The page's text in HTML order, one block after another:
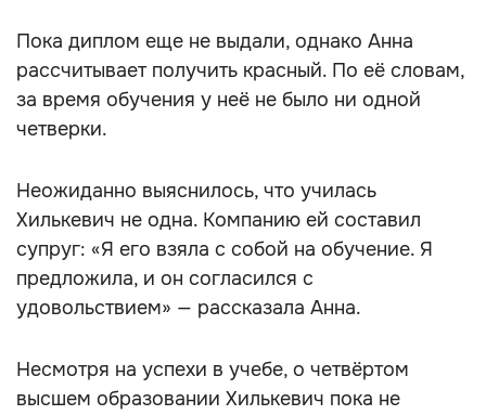
Пока диплом еще не выдали, однако Анна
рассчитывает получить красный. По её словам,
за время обучения у неё не было ни одной
четверки.
Неожиданно выяснилось, что училась
Хилькевич не одна. Компанию ей составил
супруг: «Я его взяла с собой на обучение. Я
предложила, и он согласился с
удовольствием» — рассказала Анна.
Несмотря на успехи в учебе, о четвёртом
высшем образовании Хилькевич пока не